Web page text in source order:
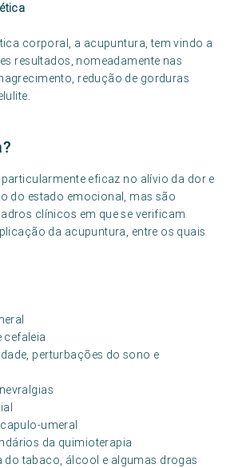
corporal, a acupuntura, tem vindo a
resultados, nomeadamente nas
redução de gorduras
eficaz no alívio da dor e
do estado emocional, mas são
clínicos em que se verificam
da acupuntura, entre os quais
cefaleia
perturbações do sono e
umeral
da quimioterapia
do tabaco, álcool e algumas drogas